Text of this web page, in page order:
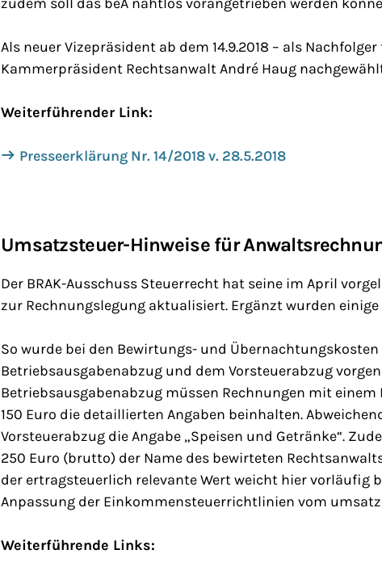
Als neuer Vizepräsident ab dem 14.9.2018 – als
Kammerpräsident Rechtsanwalt André Haug
Weiterführender Link:
Presseerklärung Nr. 14/2018 v. 28.5.2018
Umsatzsteuer-Hinweise für
Der BRAK-Ausschuss Steuerrecht hat seine im April
zur Rechnungslegung aktualisiert. Ergänzt wurden
So wurde bei den Bewirtungs- und
Betriebsausgabenabzug und dem Vorsteuerabzug
Betriebsausgabenabzug müssen Rechnungen mit
150 Euro die detaillierten Angaben beinhalten.
Vorsteuerabzug die Angabe „Speisen und Getränke“.
250 Euro (brutto) der Name des bewirteten
der ertragsteuerlich relevante Wert weicht hier vorläufig
Anpassung der Einkommensteuerrichtlinien vom
Weiterführende Links: